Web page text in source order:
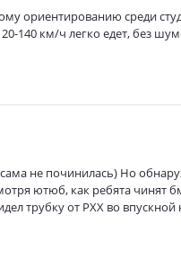
ориентированию среди
140 км/ч легко едет, без
не починилась) Но
ютюб, как ребята чинят
трубку от РХХ во